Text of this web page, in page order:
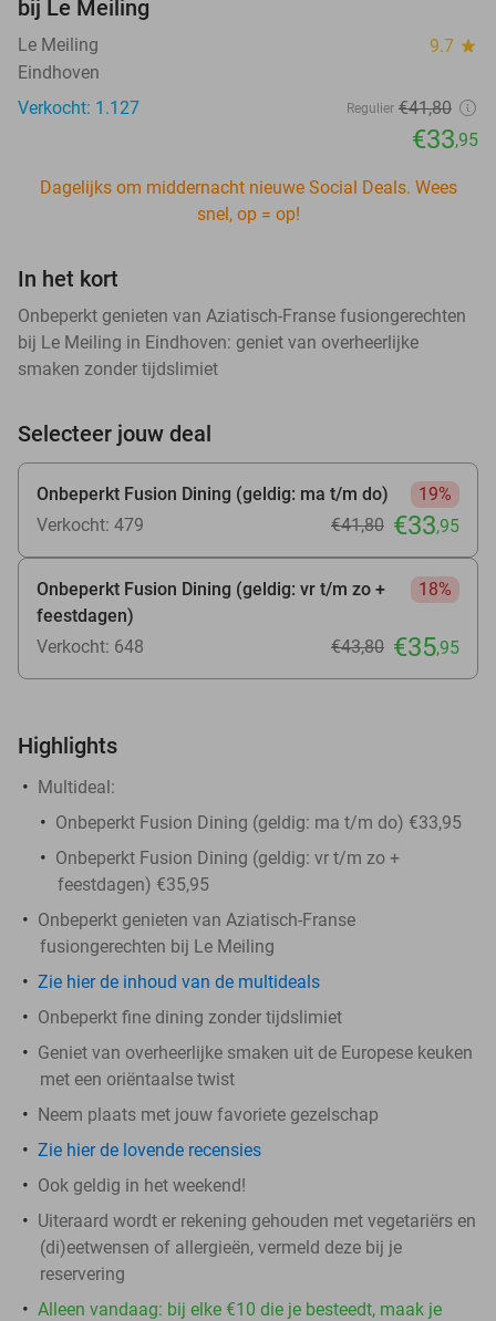
bij Le Meiling
Le Meiling 9.7 star
Eindhoven
Verkocht: 1.127
Regulier €41,80
€33,95
Dagelijks om middernacht nieuwe Social Deals. Wees
snel, op = op!
In het kort
Onbeperkt genieten van Aziatisch-Franse fusiongerechten
bij Le Meiling in Eindhoven: geniet van overheerlijke
smaken zonder tijdslimiet
Selecteer jouw deal
Onbeperkt Fusion Dining (geldig: ma t/m do)
19%
Verkocht: 479
€41,80 €33,95
Onbeperkt Fusion Dining (geldig: vr t/m zo +
feestdagen)
18%
Verkocht: 648 €43,80 €35,95
Highlights
Multideal:
Onbeperkt Fusion Dining (geldig: ma t/m do) €33,95
Onbeperkt Fusion Dining (geldig: vr t/m zo +
feestdagen) €35,95
Onbeperkt genieten van Aziatisch-Franse
fusiongerechten bij Le Meiling
Zie hier de inhoud van de multideals
Onbeperkt fine dining zonder tijdslimiet
Geniet van overheerlijke smaken uit de Europese keuken
met een oriëntaalse twist
Neem plaats met jouw favoriete gezelschap
Zie hier de lovende recensies
Ook geldig in het weekend!
Uiteraard wordt er rekening gehouden met vegetariërs en
(di)eetwensen of allergieën, vermeld deze bij je
reservering
Alleen vandaag: bij elke €10 die je besteedt, maak je